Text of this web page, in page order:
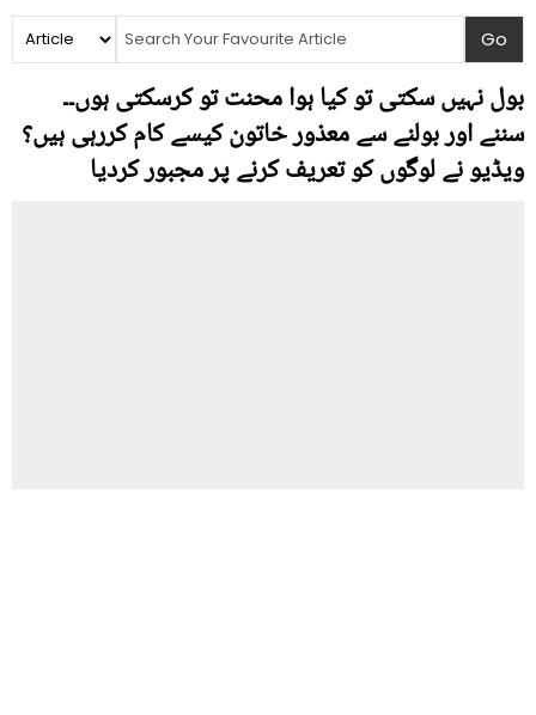
بول نہیں سکتی تو کیا ہوا محنت تو کرسکتی ہوں۔۔
سننے اور بولنے سے معذور خاتون کیسے کام کررہی ہیں؟
ویڈیو نے لوگوں کو تعریف کرنے پر مجبور کردیا